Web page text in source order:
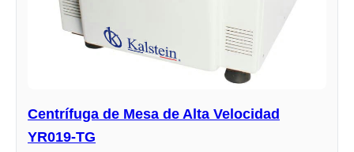
Centrífuga de Mesa de Alta Velocidad
YR019-TG